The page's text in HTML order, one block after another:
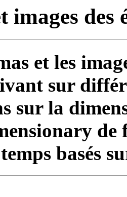
images des
et les
sur
sur la
de
basés